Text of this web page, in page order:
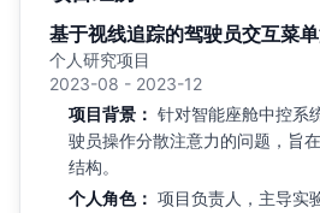
基于视线追踪的驾驶员交互菜
个人研究项目
2023-08 - 2023-12
项目背景： 针对智能座舱中控系
驶员操作分散注意力的问题，旨
结构。
个人角色： 项目负责人，主导实